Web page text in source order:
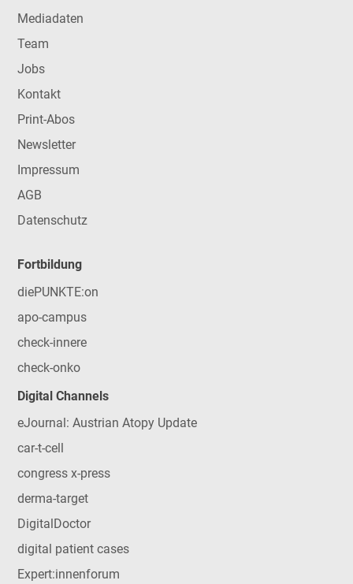
Mediadaten
Team
Jobs
Kontakt
Print-Abos
Newsletter
Impressum
AGB
Datenschutz
Fortbildung
diePUNKTE:on
apo-campus
check-innere
check-onko
Digital Channels
eJournal: Austrian Atopy Update
car-t-cell
congress x-press
derma-target
DigitalDoctor
digital patient cases
Expert:innenforum